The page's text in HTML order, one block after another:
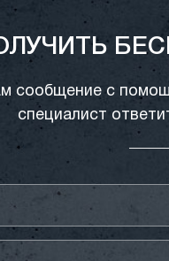
сообщение с
специалист